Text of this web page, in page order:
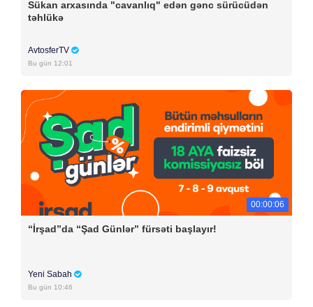
Sükan arxasında "cavanlıq" edən gənc sürücüdən
təhlükə
AvtosferTV
Bu gün 12:01
00:00:06
“İrşad”da “Şad Günlər” fürsəti başlayır!
Yeni Sabah
Bu gün 10:46